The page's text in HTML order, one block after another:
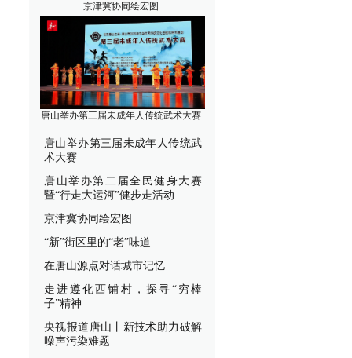
京津冀协同绘宏图
唐山举办第三届未成年人传统武术大赛
唐山举办第三届未成年人传统武
术大赛
唐山举办第二届全民健身大赛
暨“行走大运河”健步走活动
京津冀协同绘宏图
“新”街区里的“老”味道
在唐山源点对话城市记忆
走进遵化西铺村，探寻“穷棒
子”精神
央视报道唐山丨新技术助力破解
噪声污染难题